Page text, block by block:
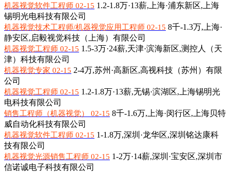
机器视觉软件工程师 02-15 1.2-1.8万·13薪, 上海·浦东新区,上海
锡明光电科技有限公司
机器视觉技术工程师/机器视觉应用工程师 02-15 8千-1.3万, 上海·
静安区,启毅视觉科技（上海）有限公司
机器视觉工程师 02-15 1.5-3万·24薪,天津·滨海新区,测控人（天
津）科技有限公司
机器视觉专家 02-15 2-4万,苏州·高新区,高视科技（苏州）有限
公司
机器视觉工程师 02-15 1.2-1.8万·13薪,无锡·滨湖区,上海锡明光
电科技有限公司
销售工程师（机器视觉） 02-15 8千-1.6万, 上海·闵行区,上海贝特
威自动化科技有限公司
机器视觉软件工程师 02-15 1-1.8万,深圳·龙华区,深圳铭达康科
技有限公司
机器视觉光源销售工程师 02-15 1-2万·14薪,深圳·宝安区,深圳市
信诺诚电子科技有限公司